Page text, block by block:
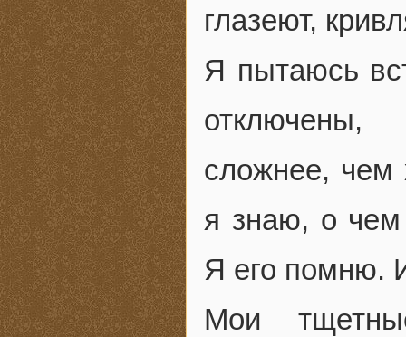
глазеют,
Я пытаюсь
отключены,
сложнее,
я знаю, о
Я его помню.
Мои